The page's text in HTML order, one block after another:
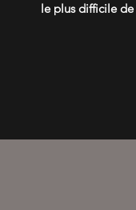
le plus difficile